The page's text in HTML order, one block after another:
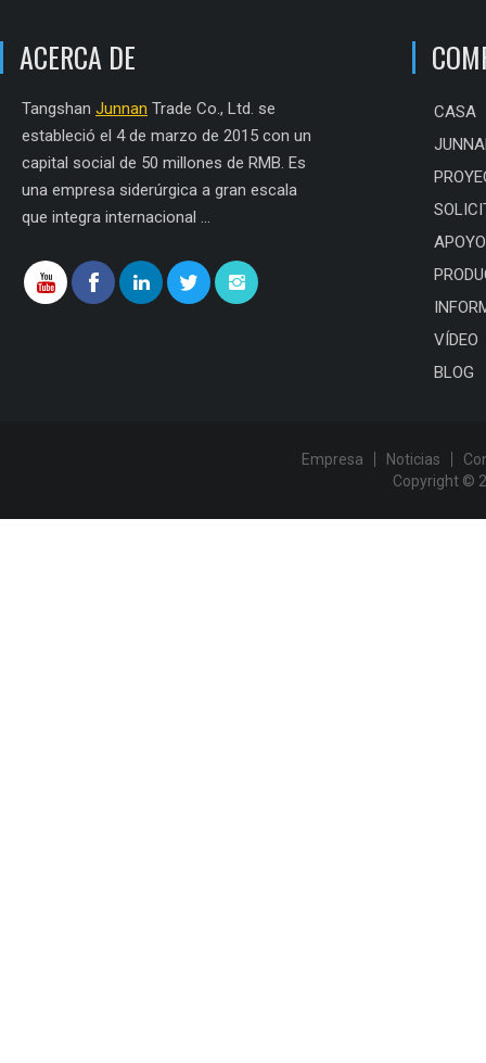
ACERCA DE
Tangshan Junnan Trade Co., Ltd. se
estableció el 4 de marzo de 2015 con un
capital social de 50 millones de RMB. Es
una empresa siderúrgica a gran escala
que integra internacional ...
CASA
APOYO
VÍDEO
BLOG
Empresa Noticias
Copyright ©